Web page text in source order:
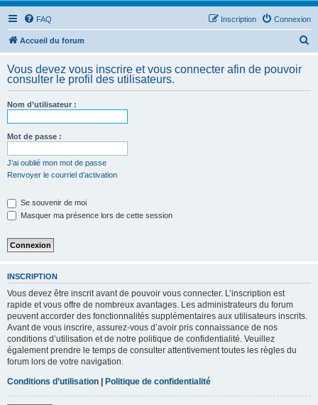
FAQ Connexion
Inscription
Accueil du forum
h
Vous devez vous inscrire et vous connecter afin de pouvoir
consulter le profil des utilisateurs.
Nom d’utilisateur :
Mot de passe :
J’ai oublié mon mot de passe
Renvoyer le courriel d’activation
Se souvenir de moi
Masquer ma présence lors de cette session
INSCRIPTION
Vous devez être inscrit avant de pouvoir vous connecter. L’inscription est
rapide et vous offre de nombreux avantages. Les administrateurs du forum
peuvent accorder des fonctionnalités supplémentaires aux utilisateurs inscrits.
Avant de vous inscrire, assurez-vous d’avoir pris connaissance de nos
conditions d’utilisation et de notre politique de confidentialité. Veuillez
également prendre le temps de consulter attentivement toutes les règles du
forum lors de votre navigation.
Conditions d’utilisation | Politique de confidentialité